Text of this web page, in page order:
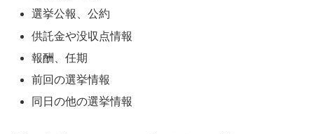
選挙公報、公約
供託金や没収点情報
報酬、任期
前回の選挙情報
同日の他の選挙情報